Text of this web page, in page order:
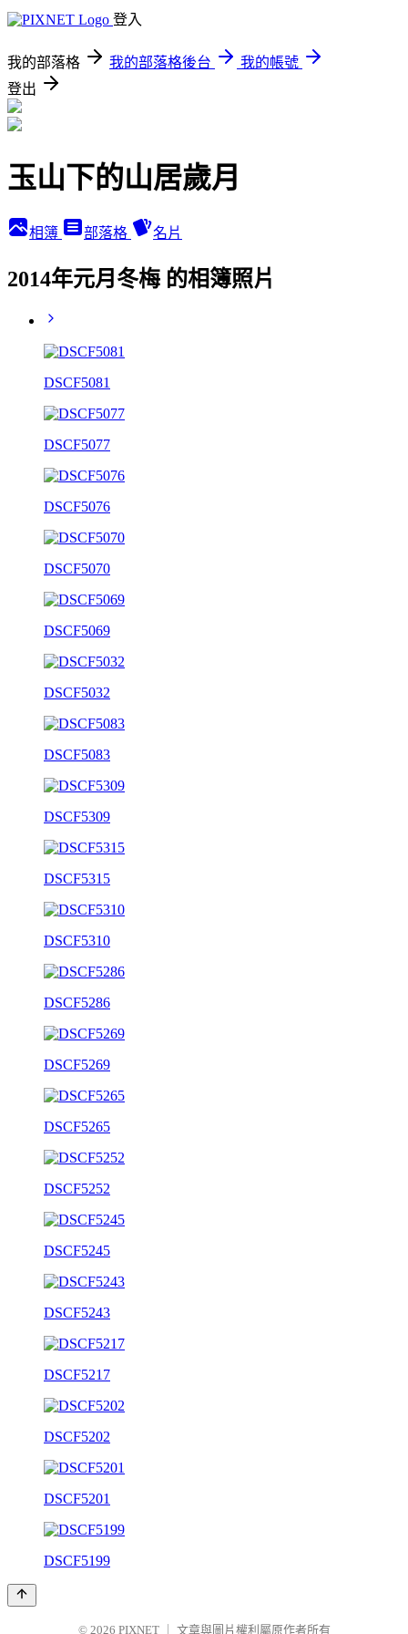
登入
我的部落格 我的部落格後台
我的帳號
登出
玉山下的山居歲月
相簿 部落格 名片
2014年元月冬梅 的相簿照片
DSCF5081
DSCF5077
DSCF5076
DSCF5070
DSCF5069
DSCF5032
DSCF5083
DSCF5309
DSCF5315
DSCF5310
DSCF5286
DSCF5269
DSCF5265
DSCF5252
DSCF5245
DSCF5243
DSCF5217
DSCF5202
DSCF5201
DSCF5199
© 2026 PIXNET 文章與圖片權利屬原作者所有